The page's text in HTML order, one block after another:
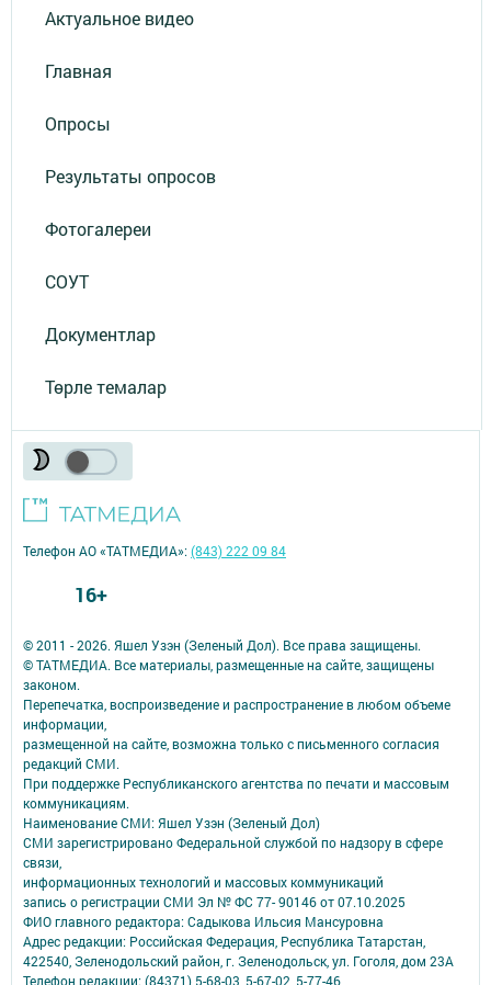
Актуальное видео
Главная
Опросы
Результаты опросов
Фотогалереи
СОУТ
Документлар
Төрле темалар
© 2011 - 2026. Яшел Узэн (Зеленый Дол). Все права защищены.
© ТАТМЕДИА. Все материалы, размещенные на сайте, защищены
законом.
Перепечатка, воспроизведение и распространение в любом объеме
информации,
размещенной на сайте, возможна только с письменного согласия
редакций СМИ.
При поддержке Республиканского агентства по печати и массовым
коммуникациям.
Наименование СМИ: Яшел Узэн (Зеленый Дол)
СМИ зарегистрировано Федеральной службой по надзору в сфере
связи,
информационных технологий и массовых коммуникаций
запись о регистрации СМИ Эл № ФС 77- 90146 от 07.10.2025
ФИО главного редактора: Садыкова Ильсия Мансуровна
Адрес редакции: Российская Федерация, Республика Татарстан,
422540, Зеленодольский район, г. Зеленодольск, ул. Гоголя, дом 23А
Телефон редакции: (84371) 5-68-03, 5-67-02, 5-77-46
Телефон АО «ТАТМЕДИА»:(843) 222 09 84
16+